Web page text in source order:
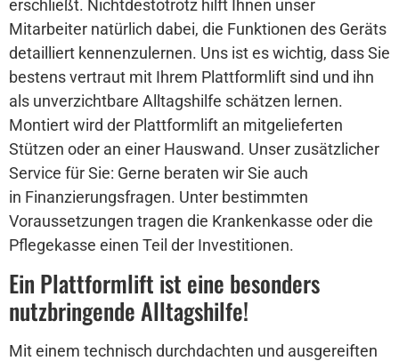
erschließt. Nichtdestotrotz hilft Ihnen unser
Mitarbeiter natürlich dabei, die Funktionen des Geräts
detailliert kennenzulernen. Uns ist es wichtig, dass Sie
bestens vertraut mit Ihrem Plattformlift sind und ihn
als unverzichtbare Alltagshilfe schätzen lernen.
Montiert wird der Plattformlift an mitgelieferten
Stützen oder an einer Hauswand. Unser zusätzlicher
Service für Sie: Gerne beraten wir Sie auch
in Finanzierungsfragen. Unter bestimmten
Voraussetzungen tragen die Krankenkasse oder die
Pflegekasse einen Teil der Investitionen.
Ein Plattformlift ist eine besonders
nutzbringende Alltagshilfe!
Mit einem technisch durchdachten und ausgereiften